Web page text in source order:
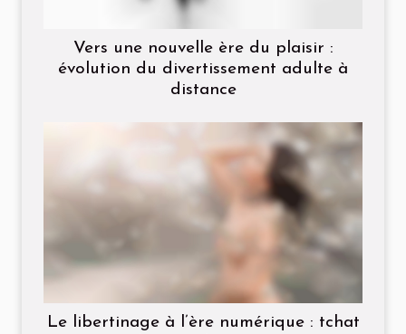
Vers une nouvelle ère du plaisir :
évolution du divertissement adulte à
distance
Le libertinage à l’ère numérique : tchat